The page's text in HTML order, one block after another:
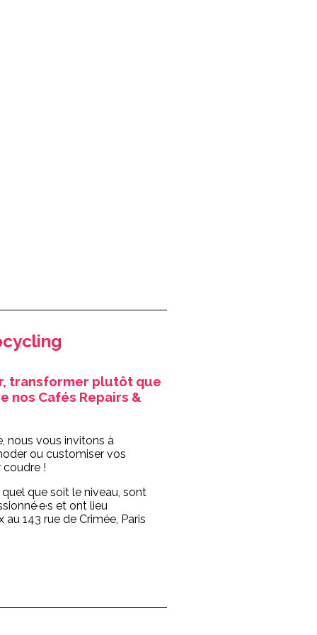
transformer plutôt que
nos Cafés Repairs &
nous vous invitons à
ou customiser vos
!
quel que soit le niveau, sont
et ont lieu
143 rue de Crimée, Paris